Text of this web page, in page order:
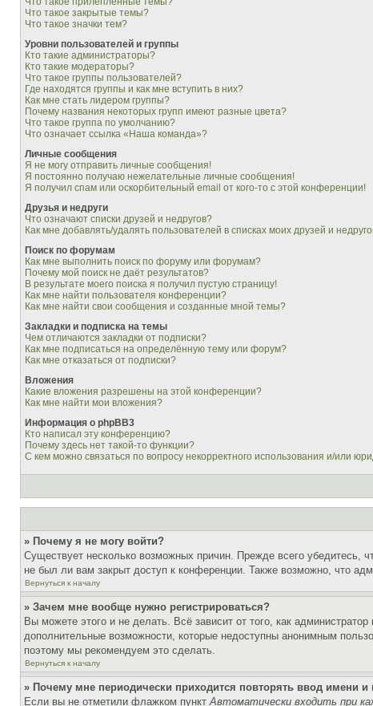
Что такое закрытые темы?
Что такое значки тем?
Уровни пользователей и группы
Кто такие администраторы?
Кто такие модераторы?
Что такое группы пользователей?
Где находятся группы и как мне вступить в них?
Как мне стать лидером группы?
Почему названия некоторых групп имеют разные цвета?
Что такое группа по умолчанию?
Что означает ссылка «Наша команда»?
Личные сообщения
Я не могу отправить личные сообщения!
Я постоянно получаю нежелательные личные сообщения!
Я получил спам или оскорбительный email от кого-то с этой конференции!
Друзья и недруги
Что означают списки друзей и недругов?
Как мне добавлять/удалять пользователей в списках моих друзей и
Поиск по форумам
Как мне выполнить поиск по форуму или форумам?
Почему мой поиск не даёт результатов?
В результате моего поиска я получил пустую страницу!
Как мне найти пользователя конференции?
Как мне найти свои сообщения и созданные мной темы?
Закладки и подписка на темы
Чем отличаются закладки от подписки?
Как мне подписаться на определённую тему или форум?
Как мне отказаться от подписки?
Вложения
Какие вложения разрешены на этой конференции?
Как мне найти мои вложения?
Информация о phpBB3
Кто написал эту конференцию?
Почему здесь нет такой-то функции?
С кем можно связаться по вопросу некорректного использования и/или
» Почему я не могу войти?
Существует несколько возможных причин. Прежде всего убедитесь,
не был ли вам закрыт доступ к конференции. Также возможно, что
Вернуться к началу
» Зачем мне вообще нужно регистрироваться?
Вы можете этого и не делать. Всё зависит от того, как
дополнительные возможности, которые недоступны анонимным
поэтому мы рекомендуем это сделать.
Вернуться к началу
» Почему мне периодически приходится повторять ввод имени и
Если вы не отметили флажком пунктАвтоматически входить при